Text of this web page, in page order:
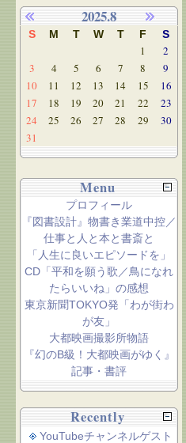
2025.8
S M T W T F S
1
2
3
4 5 6 7 8
9
10
11 12 13 14 15
16
17
18 19 20 21 22
23
24
25 26 27 28 29
30
31
Menu
プロフィール
『図書設計』物書き業道中控／
仕事と人と本と書斎と
「人生に良いエピソードを」
CD「平和を願う歌／鳥になれ
たらいいね」の感想
東京新聞TOKYO発「わが街わ
が友」
大都映画撮影所物語
『幻のB級！大都映画がゆく』
記事・書評
Recently
YouTubeチャンネルゲスト